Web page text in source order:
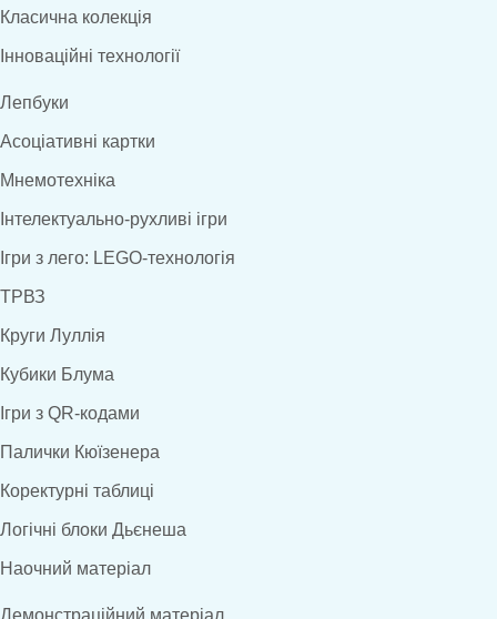
Класична колекція
Інноваційні технології
Лепбуки
Асоціативні картки
Мнемотехніка
Інтелектуально-рухливі ігри
Ігри з лего: LEGO-технологія
ТРВЗ
Круги Луллія
Кубики Блума
Ігри з QR-кодами
Палички Кюїзенера
Коректурні таблиці
Логічні блоки Дьєнеша
Наочний матеріал
Демонстраційний матеріал